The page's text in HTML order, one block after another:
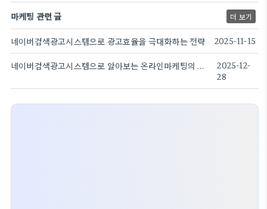
마케팅 관련 글 더 보기
네이버검색광고시스템으로 광고효율을 극대화하는 전략 2025-11-15
네이버검색광고시스템으로 알아보는 온라인마케팅의 최신 전략
2025-12-
28